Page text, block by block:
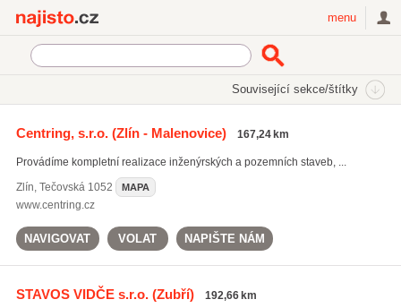
menu
Související sekce/štítky
stavební práce(7024)
výstavba rodinných domů(2694)
Centring, s.r.o.(Zlín - Malenovice) 167,24 km
Provádíme kompletní realizace inženýrských a pozemních staveb, ...
Zlín, Tečovská 1052 MAPA
www.centring.cz
NAVIGOVAT VOLAT NAPIŠTE NÁM
STAVOS VIDČE s.r.o.(Zubří) 192,66 km